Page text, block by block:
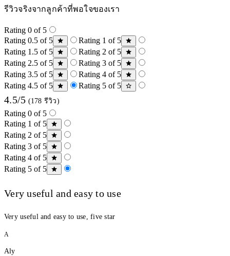
รีวิวจริงจากลูกค้าที่พอใจของเรา
Rating 0 of 5
Rating 0.5 of 5
Rating 1 of 5
Rating 1.5 of 5
Rating 2 of 5
Rating 2.5 of 5
Rating 3 of 5
Rating 3.5 of 5
Rating 4 of 5
Rating 4.5 of 5
Rating 5 of 5
4.5/5 (178 รีวิว)
Rating 0 of 5
Rating 1 of 5
Rating 2 of 5
Rating 3 of 5
Rating 4 of 5
Rating 5 of 5
Very useful and easy to use
Very useful and easy to use, five star
A
Aly